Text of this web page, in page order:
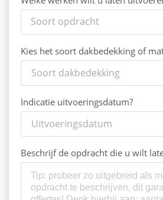
Soort opdracht
Kies het soort dakbedekking of
Soort dakbedekking
Indicatie uitvoeringsdatum?
Uitvoeringsdatum
Beschrijf de opdracht die u wilt